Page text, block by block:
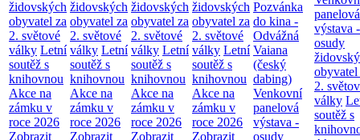
židovských
obyvatel za
2. světové
války Letní
soutěž s
knihovnou
Akce na
zámku v
roce 2026
Zobrazit
židovských
obyvatel za
2. světové
války Letní
soutěž s
knihovnou
Akce na
zámku v
roce 2026
Zobrazit
židovských
obyvatel za
2. světové
války Letní
soutěž s
knihovnou
Akce na
zámku v
roce 2026
Zobrazit
židovských
obyvatel za
2. světové
války Letní
soutěž s
knihovnou
Akce na
zámku v
roce 2026
Zobrazit
Pozvánka
do kina -
Odvážná
Vaiana
(český
dabing)
Venkovní
panelová
výstava -
osudy
panelová
výstava -
osudy
obyvatel
2.
války
soutěž s